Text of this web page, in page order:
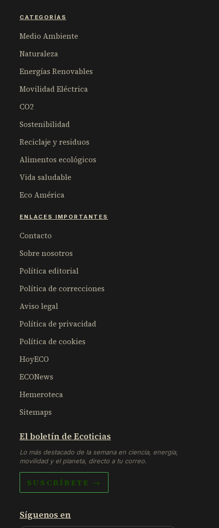
CATEGORÍAS
Medio Ambiente
Naturaleza
Energías Renovables
Movilidad Eléctrica
CO2
Sostenibilidad
Reciclaje y residuos
Alimentos ecológicos
Vida saludable
Eco América
ENLACES IMPORTANTES
Contacto
Sobre nosotros
Política editorial
Política de correcciones
Aviso legal
Política de privacidad
Política de cookies
HoyECO
ECONews
Hemeroteca
Sitemaps
El boletín de Ecoticias
Lo más destacado de la semana en ciencia, energía,
movilidad y el planeta, directo a tu correo.
SUSCRÍBETE →
Síguenos en